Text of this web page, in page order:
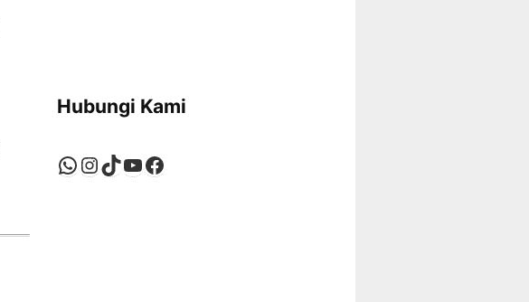
Hubungi Kami
WhatsApp
Instagram
TikTok
YouTube
Facebook